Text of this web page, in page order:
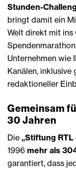
Stunden-
bringt damit ein
Welt direkt mit ins
Unternehmen wie
Kanälen,
redaktioneller
Gemeinsam
30 Jahren
Die „Stiftung RTL
1996 mehr als
garantiert, dass